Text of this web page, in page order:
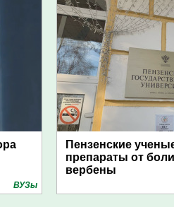
ВУЗы
Пензенские
препараты от
вербены